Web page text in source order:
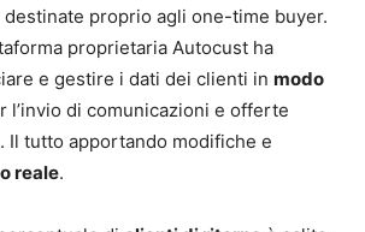
destinate proprio agli one-time buyer.
proprietaria Autocust ha
e gestire i dati dei clienti in modo
l’invio di comunicazioni e offerte
. Il tutto apportando modifiche e
reale.